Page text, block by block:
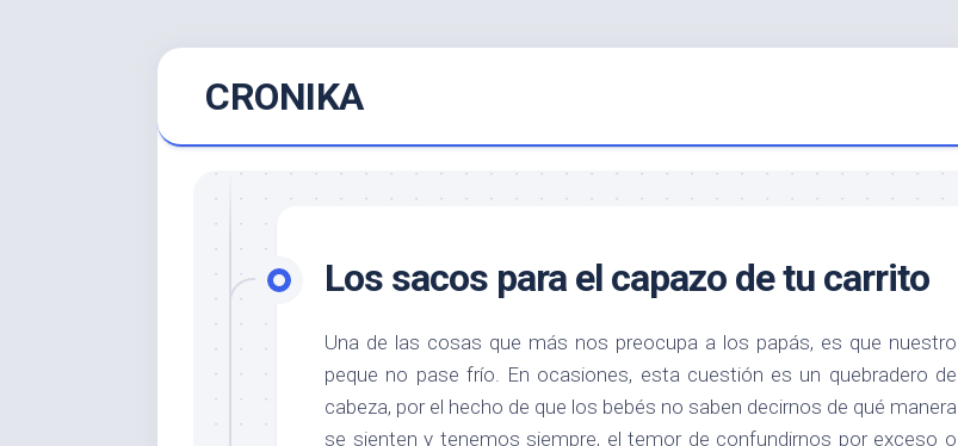
CRONIKA
Los sacos para el capazo de tu carrito
Una de las cosas que más nos preocupa a los papás, es que nuestro
peque no pase frío. En ocasiones, esta cuestión es un quebradero de
cabeza, por el hecho de que los bebés no saben decirnos de qué manera
se sienten y tenemos siempre, el temor de confundirnos por exceso o